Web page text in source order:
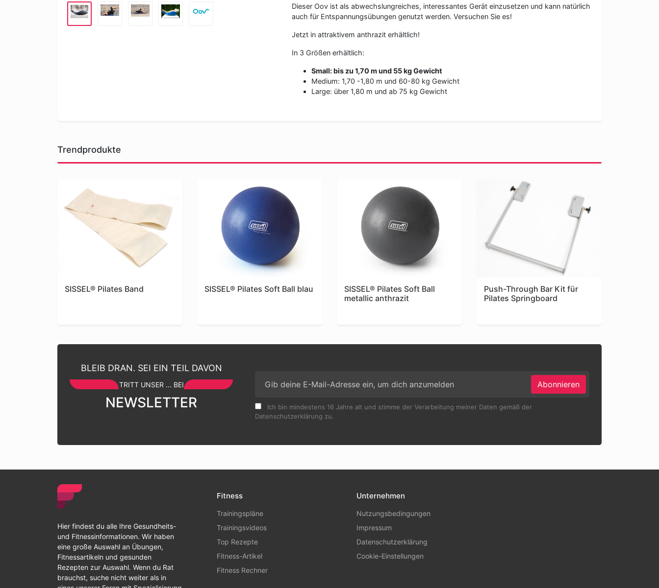
Dieser Oov ist als abwechslungreiches, interessantes Gerät einzusetzen und kann natürlich
auch für Entspannungsübungen genutzt werden. Versuchen Sie es!
Jetzt in attraktivem anthrazit erhältlich!
In 3 Größen erhältlich:
Small: bis zu 1,70 m und 55 kg Gewicht
Medium: 1,70 -1,80 m und 60-80 kg Gewicht
Large: über 1,80 m und ab 75 kg Gewicht
Trendprodukte
SISSEL® Pilates Band SISSEL® Pilates Soft Ball blau
SISSEL® Pilates Soft Ball
metallic anthrazit
Push-Through Bar Kit für
Pilates Springboard
BLEIB DRAN. SEI EIN TEIL DAVON
TRITT UNSER ... BEI
NEWSLETTER
Abonnieren
Ich bin mindestens 16 Jahre alt und stimme der Verarbeitung meiner Daten gemäß der
Datenschutzerklärung zu.
Hier findest du alle Ihre Gesundheits-
und Fitnessinformationen. Wir haben
eine große Auswahl an Übungen,
Fitnessartikeln und gesunden
Rezepten zur Auswahl. Wenn du Rat
brauchst, suche nicht weiter als in
Fitness
Trainingspläne
Trainingsvideos
Top Rezepte
Fitness-Artikel
Fitness Rechner
Unternehmen
Nutzungsbedingungen
Impressum
Datenschutzerklärung
Cookie-Einstellungen